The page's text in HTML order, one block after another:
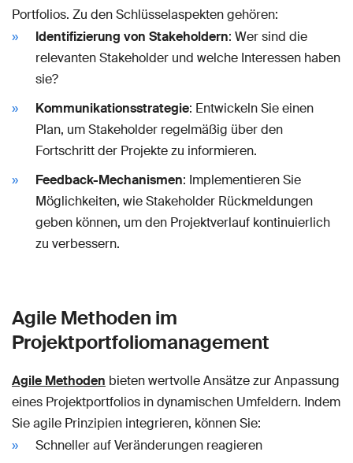
Portfolios. Zu den Schlüsselaspekten gehören:
Identifizierung von Stakeholdern: Wer sind die
relevanten Stakeholder und welche Interessen haben
sie?
Kommunikationsstrategie: Entwickeln Sie einen
Plan, um Stakeholder regelmäßig über den
Fortschritt der Projekte zu informieren.
Feedback-Mechanismen: Implementieren Sie
Möglichkeiten, wie Stakeholder Rückmeldungen
geben können, um den Projektverlauf kontinuierlich
zu verbessern.
Agile Methoden im
Projektportfoliomanagement
Agile Methoden bieten wertvolle Ansätze zur Anpassung
eines Projektportfolios in dynamischen Umfeldern. Indem
Sie agile Prinzipien integrieren, können Sie:
Schneller auf Veränderungen reagieren